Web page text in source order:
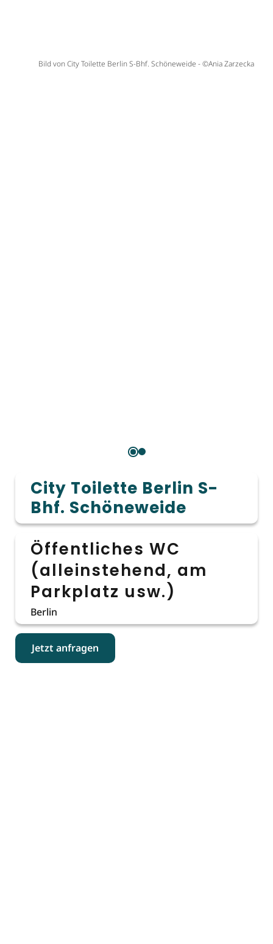
City Toilette Berlin S-
Bhf. Schöneweide
Öffentliches WC
(alleinstehend, am
Parkplatz usw.)
Berlin
Jetzt anfragen
Bild von City Toilette Berlin S-Bhf. Schöneweide - ©Ania Zarzecka